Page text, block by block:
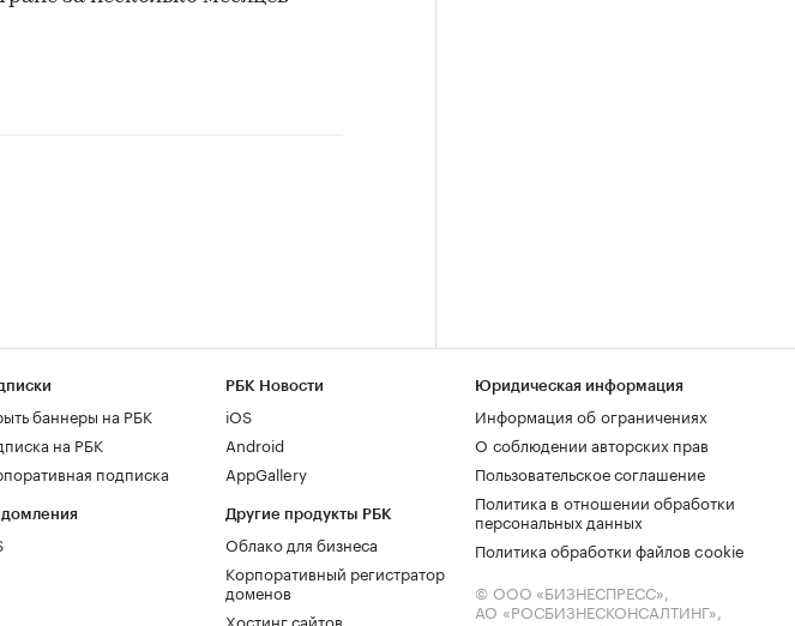
баннеры на РБК
на РБК
подписка
РБК Новости
iOS
Android
AppGallery
Другие продукты РБК
Облако для бизнеса
Корпоративный регистратор
доменов
Хостинг сайтов
Юридическая информация
Информация об ограничениях
О соблюдении авторских прав
Пользовательское соглашение
Политика в отношении обработки
персональных данных
Политика обработки файлов cookie
© ООО «БИЗНЕСПРЕСС»,
АО «РОСБИЗНЕСКОНСАЛТИНГ»,